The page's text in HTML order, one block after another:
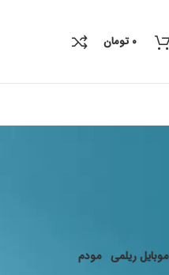
۰ تومان
موبایل ریلمی مودم